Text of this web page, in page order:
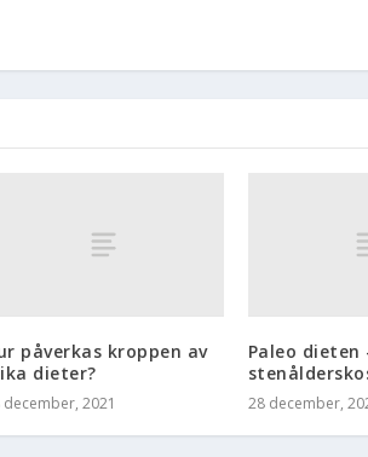
påverkas kroppen av
dieter?
december, 2021
Paleo dieten
28 december,